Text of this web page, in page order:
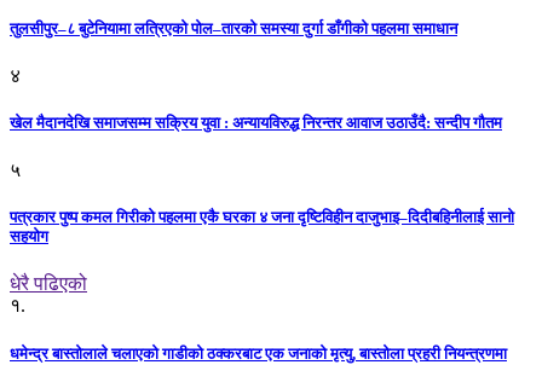
तुलसीपुर–८ बुटेनियामा लत्रिएको पोल–तारको समस्या दुर्गा डाँगीको पहलमा समाधान
४
खेल मैदानदेखि समाजसम्म सक्रिय युवा : अन्यायविरुद्ध निरन्तर आवाज उठाउँदै: सन्दीप गौतम
५
पत्रकार पुष्प कमल गिरीको पहलमा एकै घरका ४ जना दृष्टिविहीन दाजुभाइ–दिदीबहिनीलाई सानो
सहयोग
धेरै पढिएको
१.
धमेन्द्र बास्तोलाले चलाएको गाडीको ठक्करबाट एक जनाको मृत्यु, बास्तोला प्रहरी नियन्त्रणमा